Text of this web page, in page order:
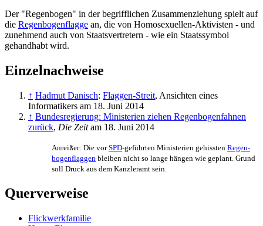
Der "Regenbogen" in der begrifflichen Zusammenziehung spielt auf
die Regenbogenflagge an, die von Homosexuellen-Aktivisten - und
zunehmend auch von Staatsvertretern - wie ein Staatssymbol
gehandhabt wird.
Einzelnachweise
↑ Hadmut Danisch: Flaggen-Streit, Ansichten eines
Informatikers am 18. Juni 2014
↑ Bundesregierung: Ministerien ziehen Regenbogenfahnen
zurück, Die Zeitam 18. Juni 2014
Anreißer: Die vorSPD-geführten Ministerien gehissten Regen­
bogen­flaggen bleiben nicht so lange hängen wie geplant. Grund
soll Druck aus dem Kanzleramt sein.
Querverweise
Flickwerkfamilie